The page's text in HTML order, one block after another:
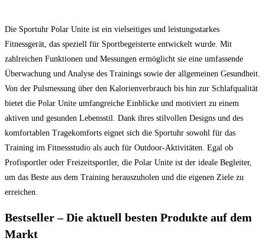
Die Sportuhr Polar Unite ist ein vielseitiges und leistungsstarkes
Fitnessgerät, das speziell für Sportbegeisterte entwickelt wurde. Mit
zahlreichen Funktionen und Messungen ermöglicht sie eine umfassende
Überwachung und Analyse des Trainings sowie der allgemeinen Gesundheit.
Von der Pulsmessung über den Kalorienverbrauch bis hin zur Schlafqualität
bietet die Polar Unite umfangreiche Einblicke und motiviert zu einem
aktiven und gesunden Lebensstil. Dank ihres stilvollen Designs und des
komfortablen Tragekomforts eignet sich die Sportuhr sowohl für das
Training im Fitnessstudio als auch für Outdoor-Aktivitäten. Egal ob
Profisportler oder Freizeitsportler, die Polar Unite ist der ideale Begleiter,
um das Beste aus dem Training herauszuholen und die eigenen Ziele zu
erreichen.
Bestseller – Die aktuell besten Produkte auf dem
Markt